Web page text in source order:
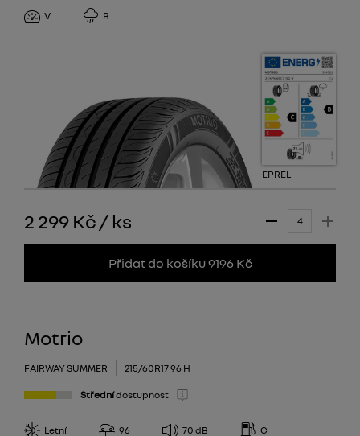
V B
EPREL
2 299 Kč / ks
Přidat do košíku 9196 Kč
Motrio
FAIRWAY SUMMER 215/60R17 96 H
Střednídostupnost
Letní 96 70 dB C